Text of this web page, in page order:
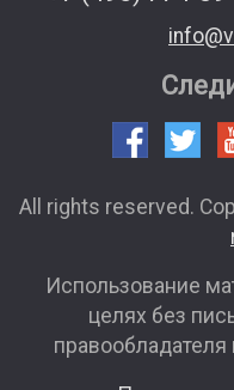
All rights reserved.
Использование
целях без
правообладателя